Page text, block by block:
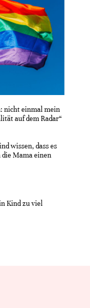
nicht einmal mein
auf dem Radar“
wissen, dass es
Mama einen
Kind zu viel